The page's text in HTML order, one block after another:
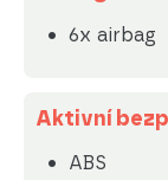
6x airbag
Aktivní
ABS